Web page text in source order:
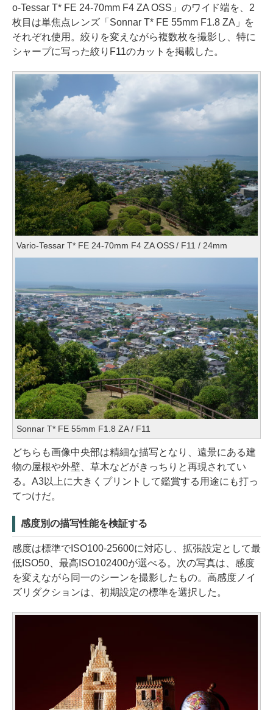
o-Tessar T* FE 24-70mm F4 ZA OSS」のワイド端を、2
枚目は単焦点レンズ「Sonnar T* FE 55mm F1.8 ZA」を
それぞれ使用。絞りを変えながら複数枚を撮影し、特に
シャープに写った絞りF11のカットを掲載した。
Vario-Tessar T* FE 24-70mm F4 ZA OSS / F11 / 24mm
Sonnar T* FE 55mm F1.8 ZA / F11
どちらも画像中央部は精細な描写となり、遠景にある建
物の屋根や外壁、草木などがきっちりと再現されてい
る。A3以上に大きくプリントして鑑賞する用途にも打っ
てつけだ。
感度別の描写性能を検証する
感度は標準でISO100-25600に対応し、拡張設定として最
低ISO50、最高ISO102400が選べる。次の写真は、感度
を変えながら同一のシーンを撮影したもの。高感度ノイ
ズリダクションは、初期設定の標準を選択した。